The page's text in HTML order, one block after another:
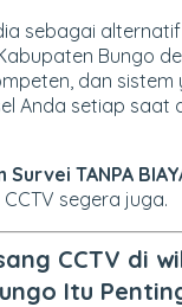
sebagai
Bungo
dan
Anda setiap saat
TANPA
CCTV segera juga.
CCTV di
Itu